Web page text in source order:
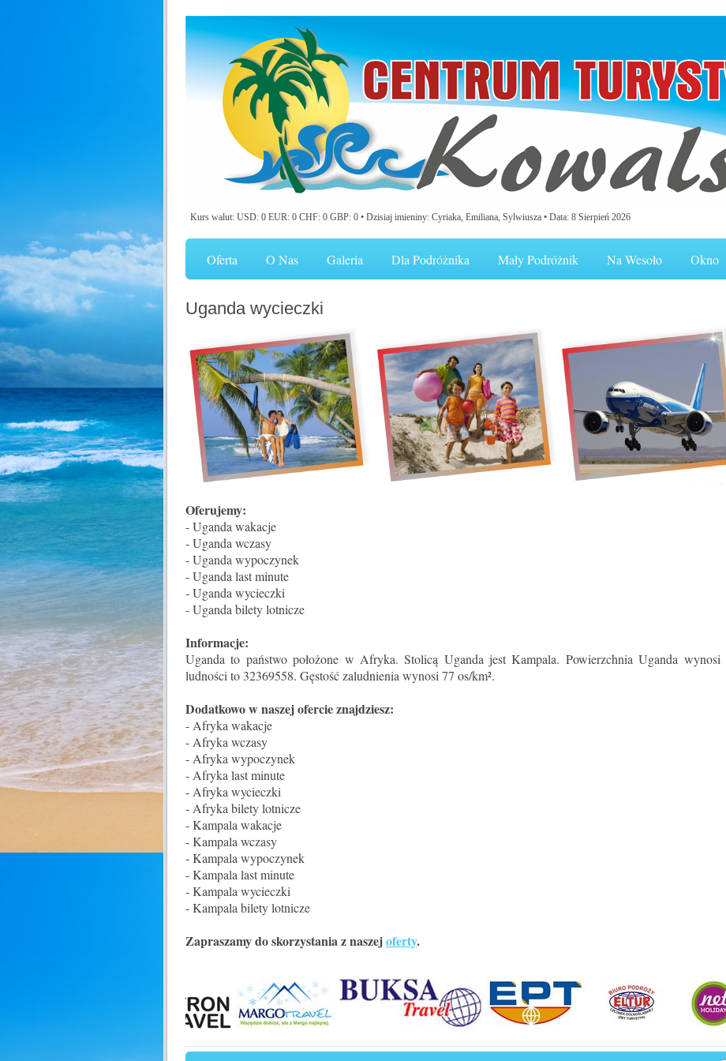
Kurs walut: USD: 0 EUR: 0 CHF: 0 GBP: 0 • Dzisiaj imieniny: Cyriaka, Emiliana, Sylwiusza • Data: 8 Sierpień 2026
Oferta O Nas Galeria Dla Podróżnika Mały Podróżnik Na Wesoło Okno
Uganda wycieczki
Oferujemy:
- Uganda wakacje
- Uganda wczasy
- Uganda wypoczynek
- Uganda last minute
- Uganda wycieczki
- Uganda bilety lotnicze
Informacje:
Uganda to państwo położone w Afryka. Stolicą Uganda jest Kampala. Powierzchnia Uganda wynosi
ludności to 32369558. Gęstość zaludnienia wynosi 77 os/km².
Dodatkowo w naszej ofercie znajdziesz:
- Afryka wakacje
- Afryka wczasy
- Afryka wypoczynek
- Afryka last minute
- Afryka wycieczki
- Afryka bilety lotnicze
- Kampala wakacje
- Kampala wczasy
- Kampala wypoczynek
- Kampala last minute
- Kampala wycieczki
- Kampala bilety lotnicze
Zapraszamy do skorzystania z naszejoferty.